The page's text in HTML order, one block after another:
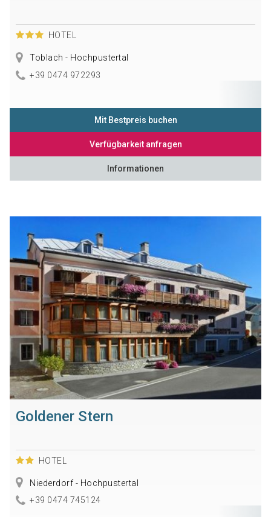
HOTEL
Toblach - Hochpustertal
+39 0474 972293
Mit Bestpreis buchen
Verfügbarkeit anfragen
Informationen
Goldener Stern
HOTEL
Niederdorf - Hochpustertal
+39 0474 745124